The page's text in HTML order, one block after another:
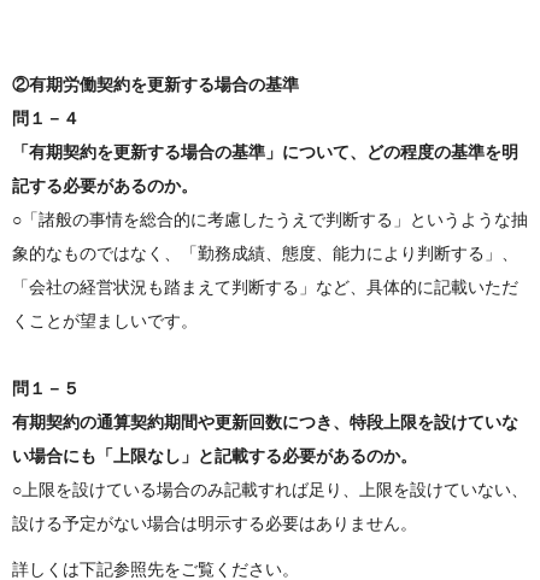
②有期労働契約を更新する場合の基準
問１－４
「有期契約を更新する場合の基準」について、どの程度の基準を明
記する必要があるのか。
○「諸般の事情を総合的に考慮したうえで判断する」というような抽
象的なものではなく、「勤務成績、態度、能力により判断する」、
「会社の経営状況も踏まえて判断する」など、具体的に記載いただ
くことが望ましいです。
問１－５
有期契約の通算契約期間や更新回数につき、特段上限を設けていな
い場合にも「上限なし」と記載する必要があるのか。
○上限を設けている場合のみ記載すれば足り、上限を設けていない、
設ける予定がない場合は明示する必要はありません。
詳しくは下記参照先をご覧ください。